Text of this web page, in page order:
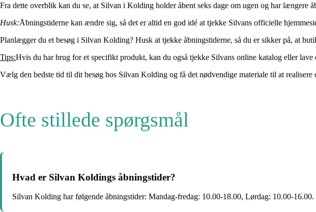
Fra dette overblik kan du se, at Silvan i Kolding holder åbent seks dage om ugen og har
Husk:Åbningstiderne kan ændre sig, så det er altid en god idé at tjekke Silvans officielle
Planlægger du et besøg i Silvan Kolding? Husk at tjekke åbningstiderne, så du er sikker på, at
Tips:Hvis du har brug for et specifikt produkt, kan du også tjekke Silvans online katalog eller
Vælg den bedste tid til dit besøg hos Silvan Kolding og få det nødvendige materiale til at realisere
Ofte stillede spørgsmål
Hvad er Silvan Koldings åbningstider?
Silvan Kolding har følgende åbningstider: Mandag-fredag: 10.00-18.00, Lørdag: 10.00-